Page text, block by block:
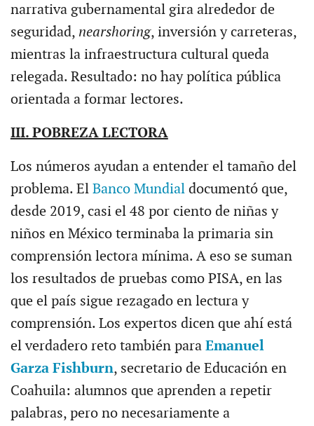
narrativa gubernamental gira alrededor de
seguridad, nearshoring, inversión y carreteras,
mientras la infraestructura cultural queda
relegada. Resultado: no hay política pública
orientada a formar lectores.
III. POBREZA LECTORA
Los números ayudan a entender el tamaño del
problema. El Banco Mundialdocumentó que,
desde 2019, casi el 48 por ciento de niñas y
niños en México terminaba la primaria sin
comprensión lectora mínima. A eso se suman
los resultados de pruebas como PISA, en las
que el país sigue rezagado en lectura y
comprensión. Los expertos dicen que ahí está
el verdadero reto también para Emanuel
Garza Fishburn, secretario de Educación en
Coahuila: alumnos que aprenden a repetir
palabras, pero no necesariamente a